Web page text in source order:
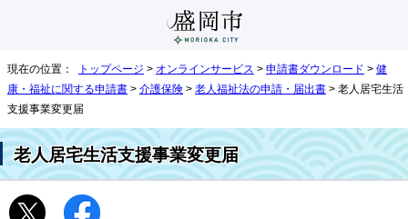
現在の位置： トップページ > オンラインサービス > 申請書ダウンロード > 健
康・福祉に関する申請書 > 介護保険 > 老人福祉法の申請・届出書 > 老人居宅生活
支援事業変更届
老人居宅生活支援事業変更届